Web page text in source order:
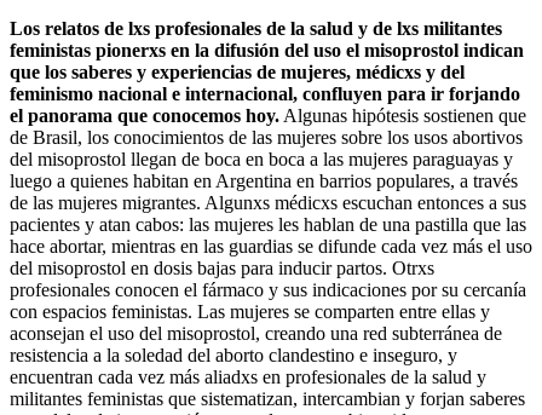
Los relatos de lxs profesionales de la salud y de lxs militantes
feministas pionerxs en la difusión del uso el misoprostol indican
que los saberes y experiencias de mujeres, médicxs y del
feminismo nacional e internacional, confluyen para ir forjando
el panorama que conocemos hoy. Algunas hipótesis sostienen que
de Brasil, los conocimientos de las mujeres sobre los usos abortivos
del misoprostol llegan de boca en boca a las mujeres paraguayas y
luego a quienes habitan en Argentina en barrios populares, a través
de las mujeres migrantes. Algunxs médicxs escuchan entonces a sus
pacientes y atan cabos: las mujeres les hablan de una pastilla que las
hace abortar, mientras en las guardias se difunde cada vez más el uso
del misoprostol en dosis bajas para inducir partos. Otrxs
profesionales conocen el fármaco y sus indicaciones por su cercanía
con espacios feministas. Las mujeres se comparten entre ellas y
aconsejan el uso del misoprostol, creando una red subterránea de
resistencia a la soledad del aborto clandestino e inseguro, y
encuentran cada vez más aliadxs en profesionales de la salud y
militantes feministas que sistematizan, intercambian y forjan saberes